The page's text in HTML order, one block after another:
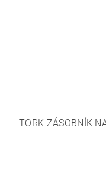
TORK ZÁSOBNÍK